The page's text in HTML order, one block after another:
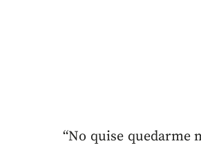
“No quise quedarme